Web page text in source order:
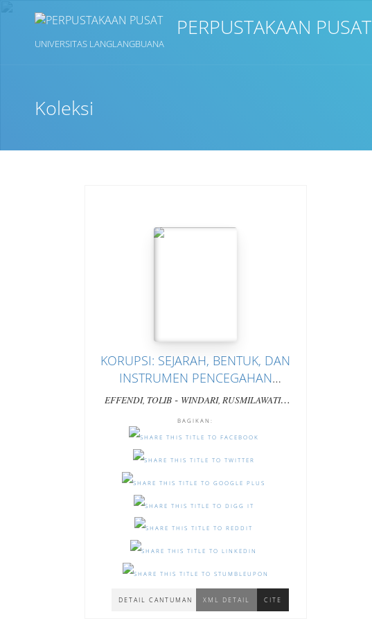
PERPUSTAKAAN PUSAT
UNIVERSITAS LANGLANGBUANA
Koleksi
KORUPSI: SEJARAH, BENTUK, DAN
INSTRUMEN PENCEGAHAN
MELALUI LEMBAGA PENDIDIKAN
EFFENDI, TOLIB- WINDARI, RUSMILAWATI-
DETAIL CANTUMAN XML DETAIL CITE
BAGIKAN: